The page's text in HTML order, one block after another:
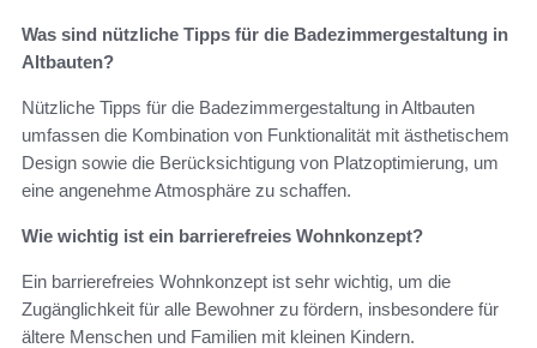
Was sind nützliche Tipps für die Badezimmergestaltung in
Altbauten?
Nützliche Tipps für die Badezimmergestaltung in Altbauten
umfassen die Kombination von Funktionalität mit ästhetischem
Design sowie die Berücksichtigung von Platzoptimierung, um
eine angenehme Atmosphäre zu schaffen.
Wie wichtig ist ein barrierefreies Wohnkonzept?
Ein barrierefreies Wohnkonzept ist sehr wichtig, um die
Zugänglichkeit für alle Bewohner zu fördern, insbesondere für
ältere Menschen und Familien mit kleinen Kindern.